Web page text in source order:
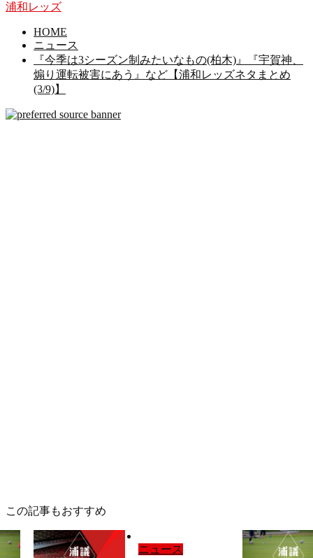
浦和レッズ
HOME
ニュース
『今季は3シーズン制みたいなもの(柏木)』『宇賀神、
煽り運転被害にあう』など【浦和レッズネタまとめ
(3/9)】
この記事もおすすめ
ニュース